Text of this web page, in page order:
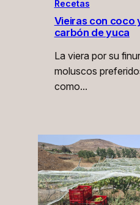
Recetas
Vieiras con coco
carbón de yuca
La viera por su
moluscos
como…